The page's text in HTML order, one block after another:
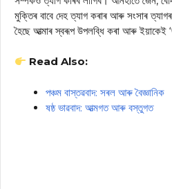
মুক্তিৰ বাবে দেহ ত্যাগ কৰাৰ আৰু সংসাৰ
হৈছে আত্মাৰ স্বৰূপ উপলব্ধি কৰা আৰু ইয়াকেই
Read Also:
পঞ্চম বাস্তৱবাদ: সৰল আৰু বৈজ্ঞানিক
ষষ্ঠ ভাৱবাদ: আত্মগত আৰু বস্তুগত